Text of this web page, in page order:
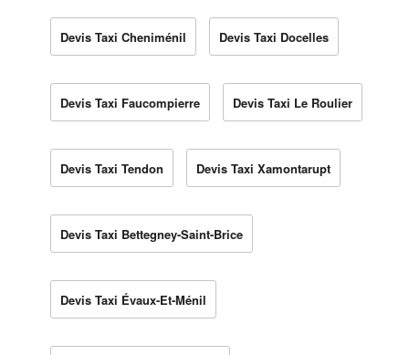
Devis Taxi Cheniménil Devis Taxi Docelles
Devis Taxi Faucompierre Devis Taxi Le Roulier
Devis Taxi Tendon Devis Taxi Xamontarupt
Devis Taxi Bettegney-Saint-Brice
Devis Taxi Évaux-Et-Ménil